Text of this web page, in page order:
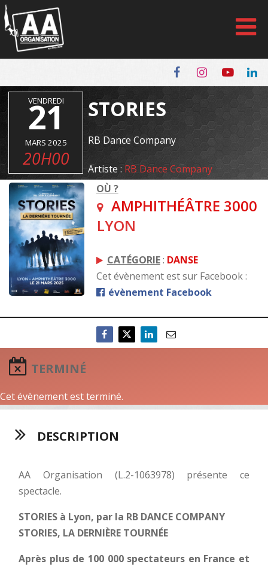
Panneau de gestion des cookies
VENDREDI
21
MARS 2025
20H00
STORIES
RB Dance Company
Artiste : RB Dance Company
OÙ ?
AMPHITHÉÂTRE 3000
LYON
CATÉGORIE: DANSE
Cet évènement est sur Facebook :
évènement Facebook
TERMINÉ
Cet évènement est terminé.
DESCRIPTION
AA Organisation (L.2-1063978) présente ce
spectacle.
STORIES à Lyon, par la RB DANCE COMPANY
STORIES, LA DERNIÈRE TOURNÉE
Après plus de 100 000 spectateurs en France et